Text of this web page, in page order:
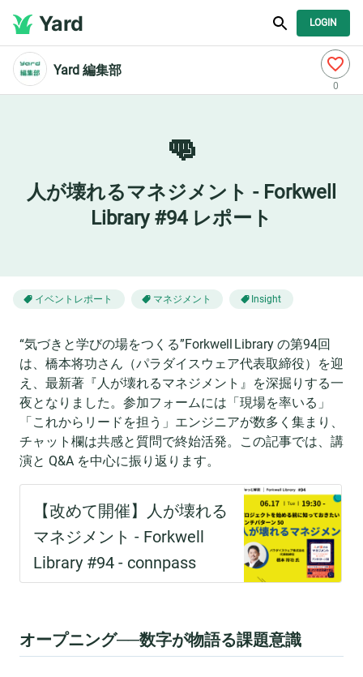
Yard LOGIN
Yard 編集部
0
👊
人が壊れるマネジメント - Forkwell
Library #94 レポート
イベントレポート マネジメント Insight
“気づきと学びの場をつくる”Forkwell Library の第94回
は、橋本将功さん（パラダイスウェア代表取締役）を迎
え、最新著『人が壊れるマネジメント』を深掘りする一
夜となりました。参加フォームには「現場を率いる」
「これからリードを担う」エンジニアが数多く集まり、
チャット欄は共感と質問で終始活発。この記事では、講
演と Q&A を中心に振り返ります。
オープニング──数字が物語る課題意識